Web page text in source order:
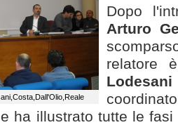
Dopo
Arturo
relatore
Lodesani
ha illustrato tutte le